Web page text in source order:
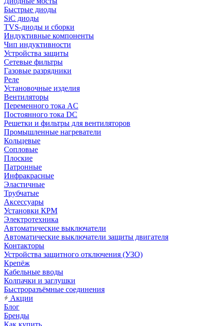
Быстрые диоды
SiC диоды
TVS-диоды и сборки
Индуктивные компоненты
Чип индуктивности
Устройства защиты
Сетевые фильтры
Газовые разрядники
Реле
Установочные изделия
Вентиляторы
Переменного тока AC
Постоянного тока DC
Решетки и фильтры для вентиляторов
Промышленные нагреватели
Кольцевые
Сопловые
Плоские
Патронные
Инфракрасные
Эластичные
Трубчатые
Аксессуары
Установки КРМ
Электротехника
Автоматические выключатели
Автоматические выключатели защиты двигателя
Контакторы
Устройства защитного отключения (УЗО)
Крепёж
Кабельные вводы
Колпачки и заглушки
Быстроразъёмные соединения
Акции
Блог
Бренды
Как купить